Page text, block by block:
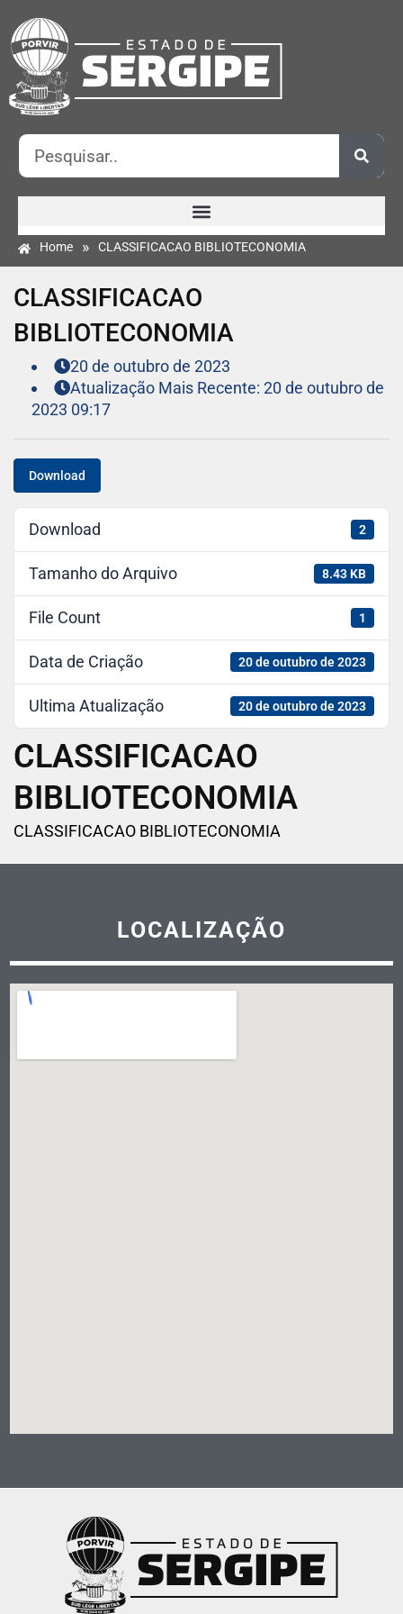
Home » CLASSIFICACAO BIBLIOTECONOMIA
CLASSIFICACAO
BIBLIOTECONOMIA
20 de outubro de 2023
Atualização Mais Recente: 20 de outubro de
2023 09:17
Download
Download 2
Tamanho do Arquivo 8.43 KB
File Count 1
Data de Criação 20 de outubro de 2023
Ultima Atualização 20 de outubro de 2023
CLASSIFICACAO
BIBLIOTECONOMIA
CLASSIFICACAO BIBLIOTECONOMIA
LOCALIZAÇÃO